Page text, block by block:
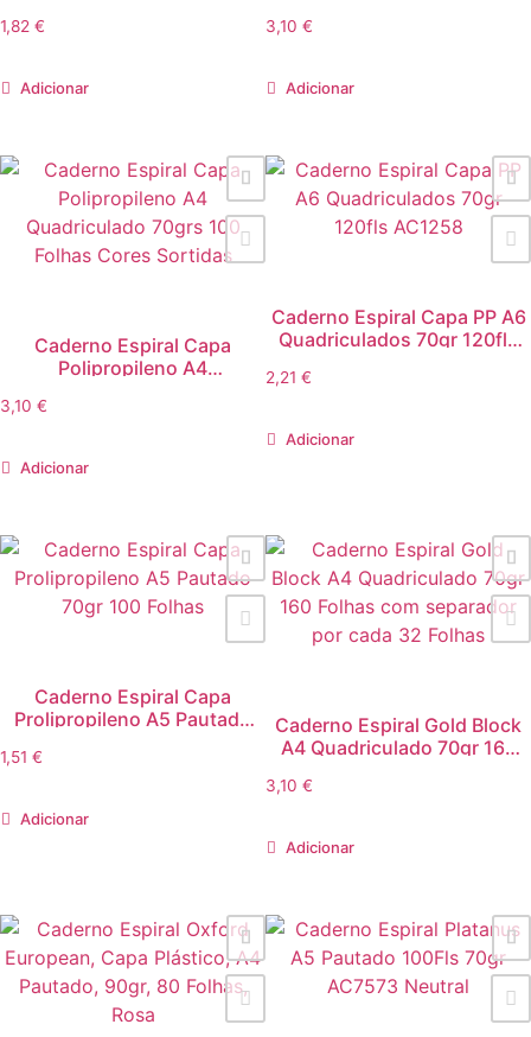
1,82 €
Adicionar
3,10 €
Adicionar
Caderno Espiral Capa
Polipropileno A4
Folhas Cores Sortidas
3,10 €
Adicionar
Caderno Espiral Capa PP A6
Quadriculados 70gr 120fls
2,21 €
Adicionar
Caderno Espiral Capa
Prolipropileno A5 Pautado
1,51 €
Adicionar
Caderno Espiral Gold Block
A4 Quadriculado 70gr 160
3,10 €
Adicionar